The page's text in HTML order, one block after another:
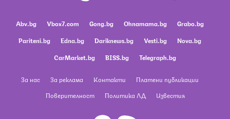
Abv.bg Vbox7.com Gong.bg Ohnamama.bg
Grabo.bg
Pariteni.bg
Edna.bg Dariknews.bg Vesti.bg
Nova.bg
CarMarket.bg
BISS.bg Telegraph.bg
За нас За реклама Контакти
Платени публикации
Поверителност
Политика ЛД Известия